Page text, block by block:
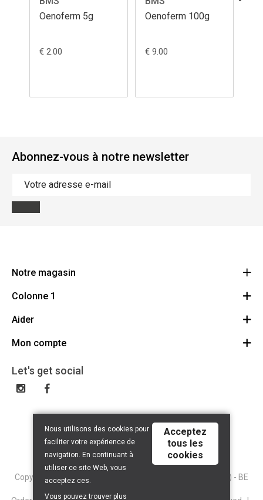
Oenoferm 5g
€ 2.00
Oenoferm 100g
€ 9.00
Abonnez-vous à notre newsletter
Notre magasin
BMS Champetterke
8520 Kuurne
056 71 46 65
Colonne 1
Droit de révocation
Aider
Démonstrations
Contact
Conditions
Privacy policy
Mon compte
Se connecter/S'inscrire
Liste de souhaits
Let's get social
Copyright © 2026 BMS Wijndepot (Belgian Mail Service NV) - BE
Nous utilisons des cookies pour
faciliter votre expérience de
navigation. En continuant à
utiliser ce site Web, vous
acceptez ces.
Vous pouvez trouver plus
Acceptez
tous les
cookies